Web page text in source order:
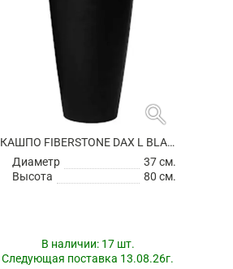
search
КАШПО FIBERSTONE DAX L BLACK
Диаметр
37 см.
Высота
80 см.
В наличии: 17 шт.
Следующая поставка 13.08.26г.